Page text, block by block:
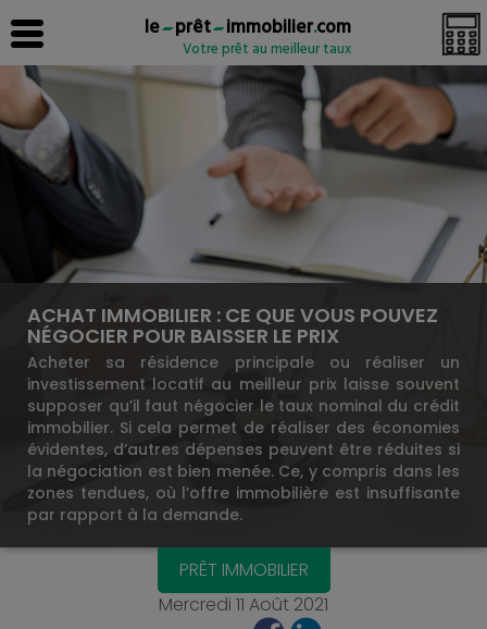
le prêt immobilier.com
Votre prêt au meilleur taux
ACHAT IMMOBILIER : CE QUE VOUS POUVEZ
NÉGOCIER POUR BAISSER LE PRIX
Acheter sa résidence principale ou réaliser un
investissement locatif au meilleur prix laisse souvent
supposer qu’il faut négocier le taux nominal du crédit
immobilier. Si cela permet de réaliser des économies
évidentes, d’autres dépenses peuvent être réduites si
la négociation est bien menée. Ce, y compris dans les
zones tendues, où l’offre immobilière est insuffisante
par rapport à la demande.
PRÊT IMMOBILIER
Mercredi 11 Août 2021